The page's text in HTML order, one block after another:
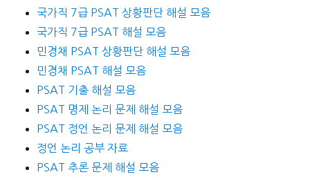
국가직 7급 PSAT 상황판단 해설 모음
국가직 7급 PSAT 해설 모음
민경채 PSAT 상황판단 해설 모음
민경채 PSAT 해설 모음
PSAT 기출 해설 모음
PSAT 명제 논리 문제 해설 모음
PSAT 정언 논리 문제 해설 모음
정언 논리 공부 자료
PSAT 추론 문제 해설 모음